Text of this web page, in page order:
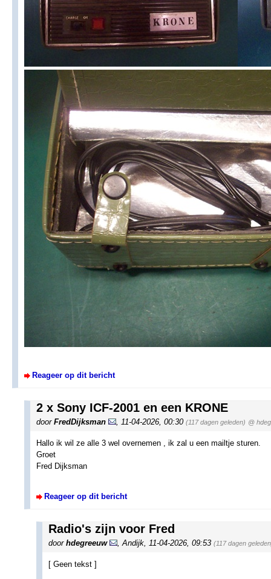
Reageer op dit bericht
2 x Sony ICF-2001 en een KRONE
door FredDijksman 11-04-2026, 00:30 (117 dagen geleden) @
Hallo ik wil ze alle 3 wel overnemen , ik zal u een mailtje sturen.
Groet
Fred Dijksman
Reageer op dit bericht
Radio's zijn voor Fred
door hdegreeuw Andijk 11-04-2026, 09:53 (117 dagen
[ Geen tekst ]